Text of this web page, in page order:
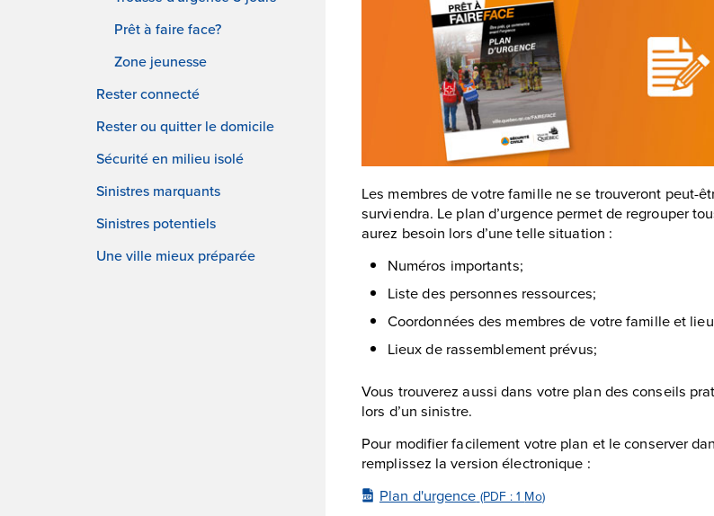
Prêt à faire face?
Zone jeunesse
Rester connecté
Rester ou quitter le domicile
Sécurité en milieu isolé
Sinistres marquants
Sinistres potentiels
Une ville mieux préparée
Les membres de votre famille ne se trouveront peut-
surviendra. Le plan d’urgence permet de regrouper
aurez besoin lors d’une telle situation :
Numéros importants;
Liste des personnes ressources;
Coordonnées des membres de votre famille et
Lieux de rassemblement prévus;
Vous trouverez aussi dans votre plan des conseils
lors d’un sinistre.
Pour modifier facilement votre plan et le conserver
remplissez la version électronique :
Plan d'urgence (PDF : 1 Mo)